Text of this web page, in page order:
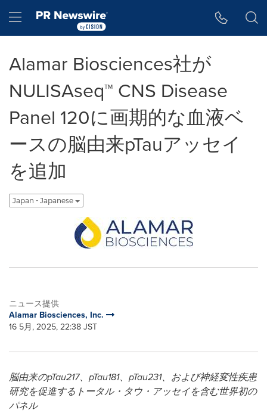
Hamburger menu
Alamar Biosciences社が
NULISAseq™ CNS Disease
Panel 120に画期的な血液ベ
ースの脳由来pTauアッセイ
を追加
Japan - Japanese
ニュース提供
Alamar Biosciences, Inc.
16 5月, 2025, 22:38 JST
脳由来のpTau217、 pTau181、 pTau231、および神経変性疾患
研究を促進するトータル・タウ・アッセイを含む世界初の
パネル